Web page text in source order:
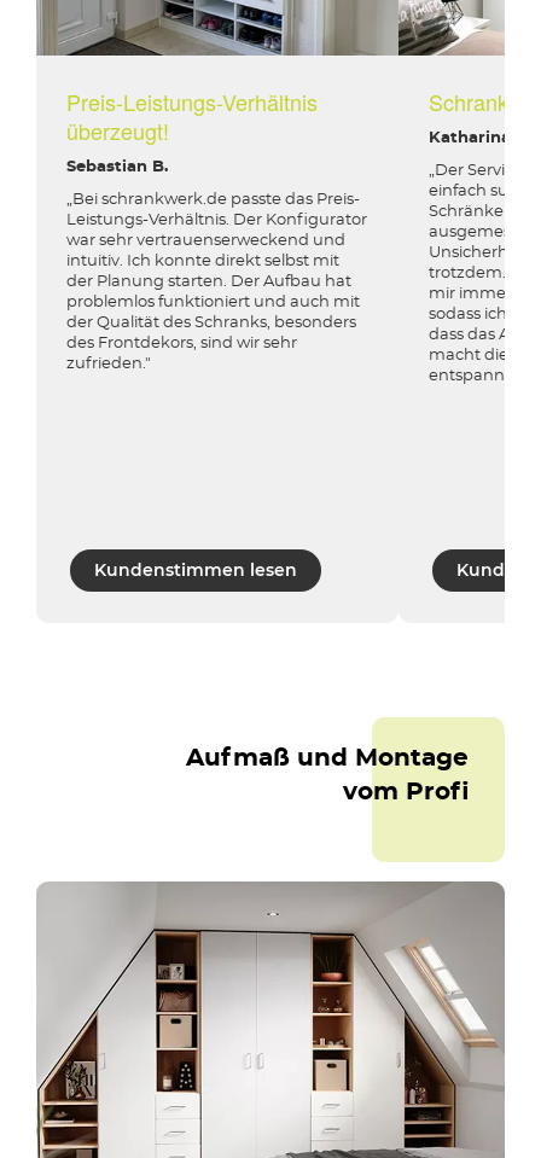
Preis-Leistungs-Verhältnis
überzeugt!
Sebastian B.
„Bei schrankwerk.de passte das Preis-
Leistungs-Verhältnis. Der Konfigurator
war sehr vertrauenserweckend und
intuitiv. Ich konnte direkt selbst mit
der Planung starten. Der Aufbau hat
problemlos funktioniert und auch mit
der Qualität des Schranks, besonders
des Frontdekors, sind wir sehr
zufrieden."
Kundenstimmen lesen
Schrank in
Katharina K.
„Der Service
einfach
Schränken
Unsicherheit
trotzdem.
mir immer
sodass ich
dass das
macht die
entspannter
Aufmaß und Montage
vom Profi